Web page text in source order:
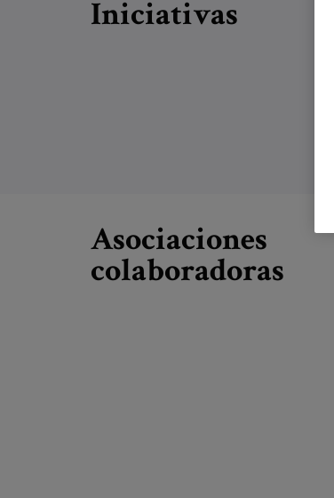
Iniciativas
Asociaciones
colaboradoras